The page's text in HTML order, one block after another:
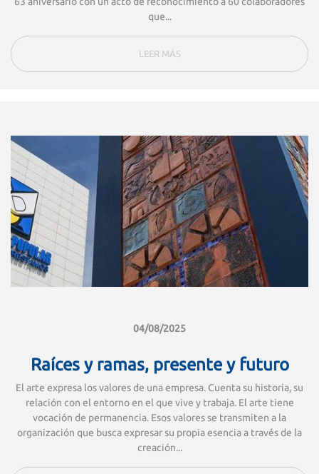
que...
LEER MÁS
04/08/2025
Raíces y ramas, presente y futuro
El arte expresa los valores de una empresa. Cuenta su historia, su
relación con el entorno en el que vive y trabaja. El arte tiene
vocación de permanencia. Esos valores se transmiten a la
organización que busca expresar su propia esencia a través de la
creación...